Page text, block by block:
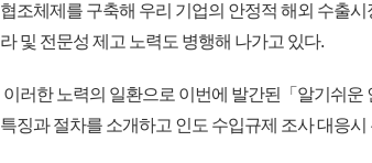
협조체제를 구축해 우리 기업의 안정적 해외 수출
라 및 전문성 제고 노력도 병행해 나가고 있다.
이러한 노력의 일환으로 이번에 발간된「알기쉬
특징과 절차를 소개하고 인도 수입규제 조사 대응